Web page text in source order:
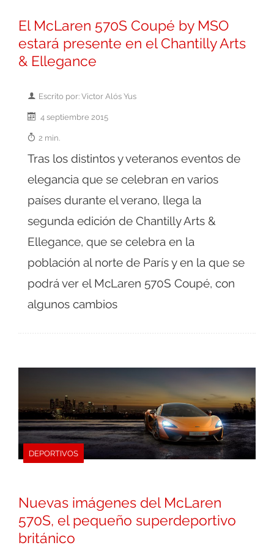
El McLaren 570S Coupé by MSO
estará presente en el Chantilly Arts
& Ellegance
Escrito por: Victor Alós Yus
4 septiembre 2015
2 min.
Tras los distintos y veteranos eventos de
elegancia que se celebran en varios
países durante el verano, llega la
segunda edición de Chantilly Arts &
Ellegance, que se celebra en la
población al norte de París y en la que se
podrá ver el McLaren 570S Coupé, con
algunos cambios
DEPORTIVOS
Nuevas imágenes del McLaren
570S, el pequeño superdeportivo
británico